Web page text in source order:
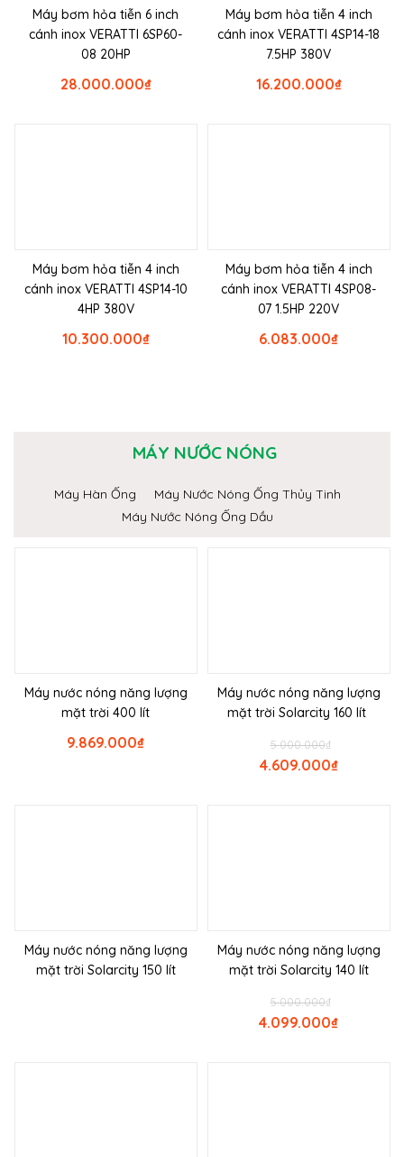
Máy bơm hỏa tiễn 6 inch
cánh inox VERATTI 6SP60-
08 20HP
₫
28.000.000
Máy bơm hỏa tiễn 4 inch
cánh inox VERATTI 4SP14-18
7.5HP 380V
₫
16.200.000
Máy bơm hỏa tiễn 4 inch
cánh inox VERATTI 4SP14-10
4HP 380V
₫
10.300.000
Máy bơm hỏa tiễn 4 inch
cánh inox VERATTI 4SP08-
07 1.5HP 220V
₫
6.083.000
MÁY NƯỚC NÓNG
Máy Hàn Ống
Máy Nước Nóng Ống Thủy Tinh
Máy Nước Nóng Ống Dầu
Máy nước nóng năng lượng
mặt trời 400 lít
₫
9.869.000
Máy nước nóng năng lượng
mặt trời Solarcity 160 lít
₫
5.000.000
₫
4.609.000
Máy nước nóng năng lượng
mặt trời Solarcity 150 lít
Máy nước nóng năng lượng
mặt trời Solarcity 140 lít
₫
5.000.000
₫
4.099.000